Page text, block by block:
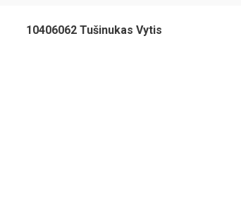
10406062 Tušinukas Vytis